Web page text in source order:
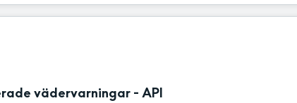
vädervarningar - API